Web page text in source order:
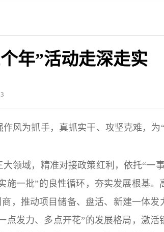
年”活动走深走实
风为抓手，真抓实干、攻坚克难，为
领域，精准对接政策红利，依托“一事
一批”的良性循环，夯实发展根基。
，推动项目储备、盘活、新建一体发
发力、多点开花”的发展格局，激活